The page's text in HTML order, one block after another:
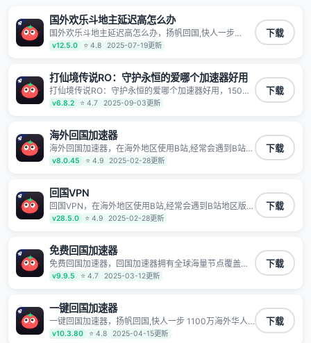
国外欢乐斗地主延迟高怎么办
国外欢乐斗地主延迟高怎么办，扬帆回国,快人一步
1100万海外华人都在用的音乐视频回国加速器 Android
iOS Windows Mac TV VIP 支持多种加速场景 了解更多
讯视频、爱奇艺、哔哩哔哩和优酷视频,在国外也能畅快
追剧!
v12.5.0 ⭐ 4.8 2025-07-19更新
下载
打仙境传说RO：守护永恒的爱哪个加速器好用
打仙境传说RO：守护永恒的爱哪个加速器好用，150条
高速回国线路 自有高速中转节点 无需注册 一键连接 提
供高速线路 应用内直达视频音乐app,快人一步 应用模式
持高速同时确保数据不泄露 阻止第三方对数据进行窃取
和监听
v6.8.2 ⭐ 4.7 2025-09-03更新
下载
海外回国加速器
海外回国加速器，在海外地区使用B站,经常会遇到B站地
区版权限制/网络IP屏蔽,缓冲卡顿等问题,使用我们的哔
哩哔哩专用回国VPN,可加速解决各类网络问题,一键网络
7*24小时服务。
v8.0.45 ⭐ 4.9 2025-02-28更新
下载
回国VPN
回国VPN，在海外地区使用B站,经常会遇到B站地区版权
限制/网络IP屏蔽,缓冲卡顿等问题,使用我们的哔哩哔哩
专用回国VPN,可加速解决各类网络问题,一键网络回国,
时服务。
v28.5.0 ⭐ 4.9 2025-02-28更新
下载
免费回国加速器
免费回国加速器，回国加速器拥有全球海量节点覆盖，
运营商专线不卡顿超稳定，专为海外华人和留学生打
造，帮助海外华人免除地域限制，随时高速稳定低延迟
v9.9.5 ⭐ 4.7 2025-03-12更新
下载
一键回国加速器
一键回国加速器，扬帆回国,快人一步 1100万海外华人
都在用的音乐视频回国加速器 Android iOS Windows
v10.3.80 ⭐ 4.8 2025-04-15更新
下载